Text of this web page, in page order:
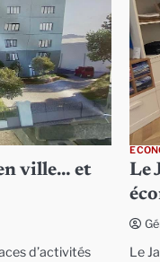
ville… et
d’activités
Le
Le